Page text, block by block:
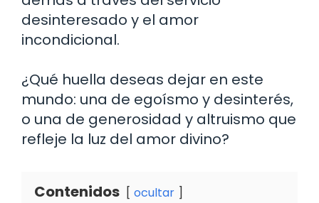
desinteresado y el amor
incondicional.
¿Qué huella deseas dejar en este
mundo: una de egoísmo y desinterés,
o una de generosidad y altruismo que
refleje la luz del amor divino?
Contenidos ocultar